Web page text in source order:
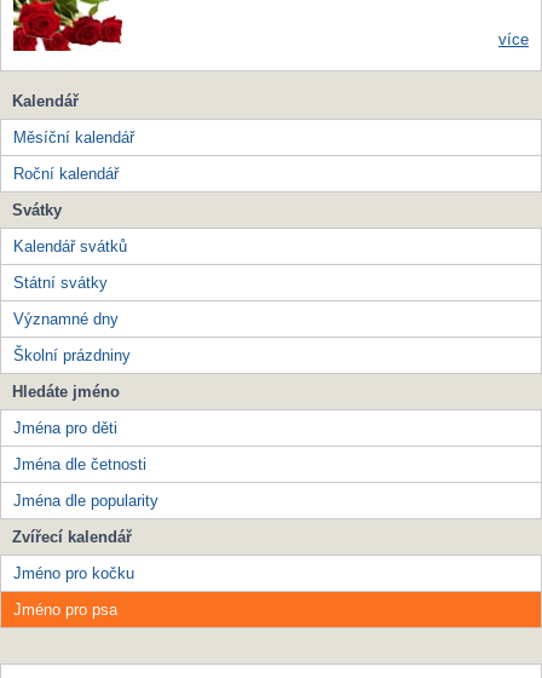
více
Kalendář
Měsíční kalendář
Roční kalendář
Svátky
Kalendář svátků
Státní svátky
Významné dny
Školní prázdniny
Hledáte jméno
Jména pro děti
Jména dle četnosti
Jména dle popularity
Zvířecí kalendář
Jméno pro kočku
Jméno pro psa